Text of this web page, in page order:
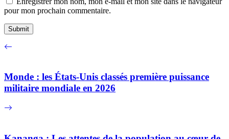
pour mon prochain commentaire.
Monde : les États-Unis classés première puissance
militaire mondiale en 2026